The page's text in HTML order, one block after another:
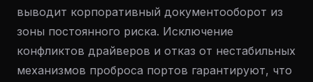
выводит корпоративный документооборот из
зоны постоянного риска. Исключение
конфликтов драйверов и отказ от нестабильных
механизмов проброса портов гарантируют, что